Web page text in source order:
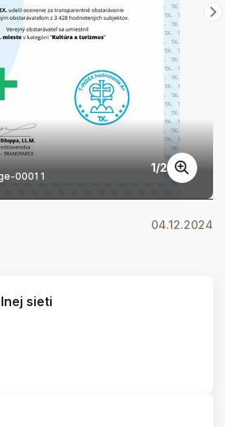
0001 1
1/2
04.12.2024
sieti